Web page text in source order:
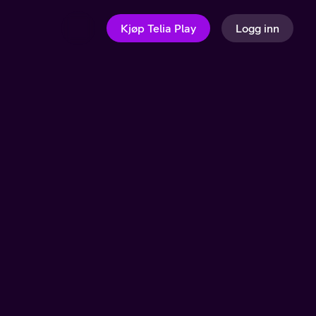
Kjøp Telia Play Logg inn